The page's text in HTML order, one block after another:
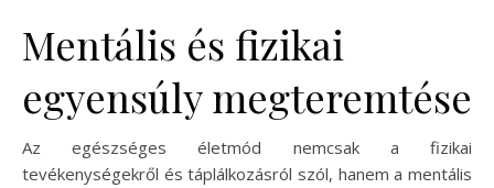
Mentális és fizikai
egyensúly megteremtése
Az egészséges életmód nemcsak a fizikai
tevékenységekről és táplálkozásról szól, hanem a mentális